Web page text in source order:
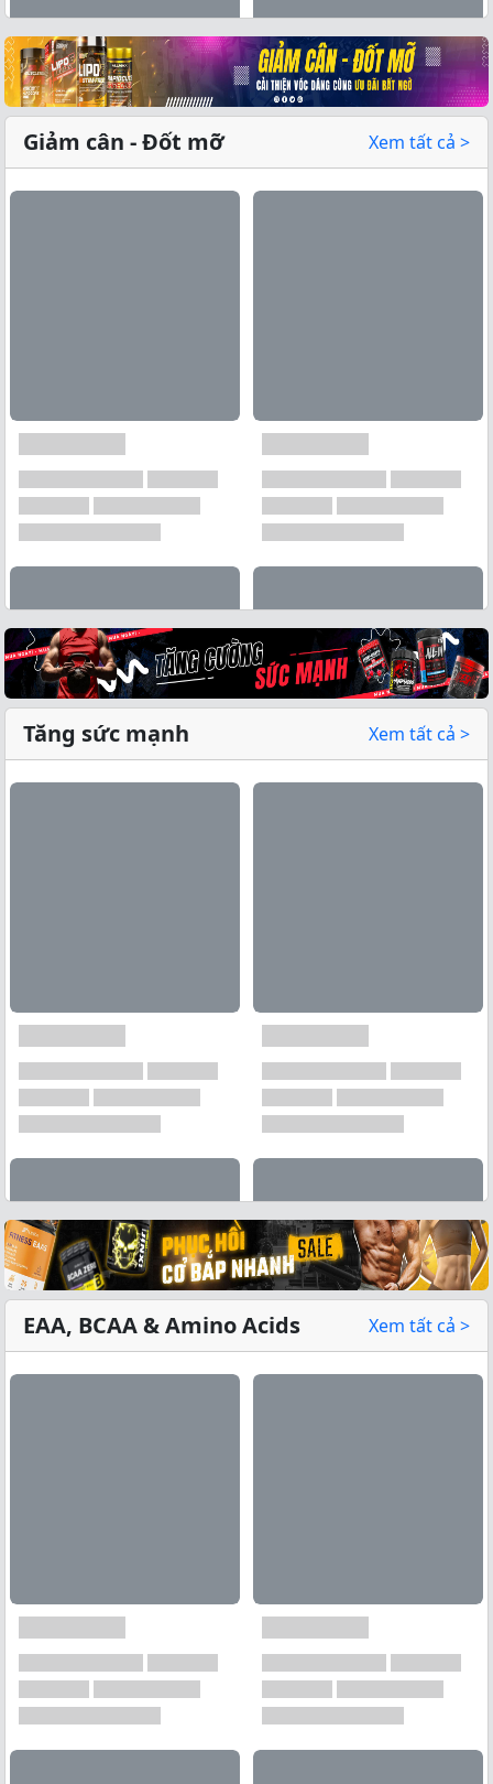
Xem tất cả →
Xem tất cả →
Giảm cân - Đốt mỡ Xem tất cả >
Xem tất cả →
Tăng sức mạnh Xem tất cả >
EAA, BCAA & Amino Acids Xem tất cả >